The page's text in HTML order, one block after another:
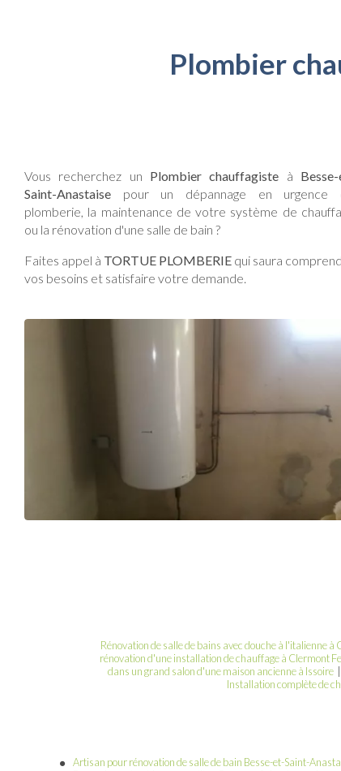
Plombier
Vous recherchez un Plombier chauffagiste à
Saint-Anastaise pour un dépannage en urgence
plomberie, la maintenance de votre système de
ou la rénovation d'une salle de bain ?
Faites appel à TORTUE PLOMBERIE qui saura
vos besoins et satisfaire votre demande.
Rénovation de salle de bains avec douche à l'italienne à
rénovation d'une installation de chauffage à Clermont
dans un grand salon d'une maison ancienne à Issoire
Installation complète de
Artisan pour rénovation de salle de bain Besse-et-Saint-